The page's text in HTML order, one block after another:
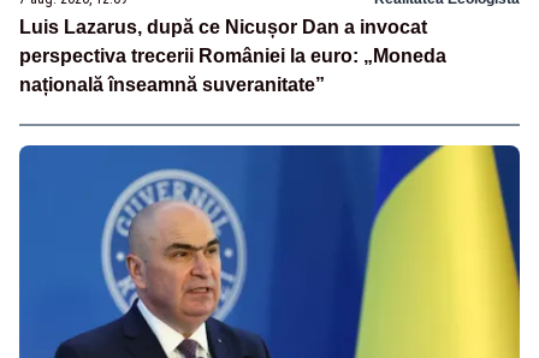
Luis Lazarus, după ce Nicușor Dan a invocat
perspectiva trecerii României la euro: „Moneda
națională înseamnă suveranitate”